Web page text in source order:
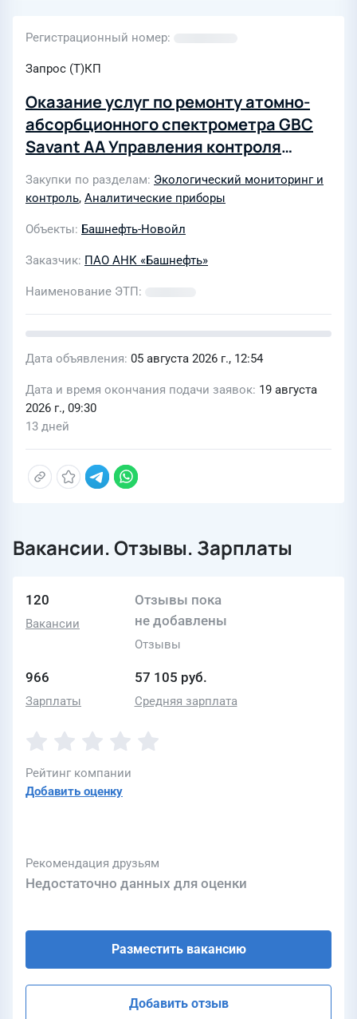
Регистрационный номер
Запрос (Т)КП
Оказание услуг по ремонту атомно-
абсорбционного спектрометра GBC
Savant АА Управления контроля
лаборатории)
Закупки по разделам Экологический мониторинг и
контроль, Аналитические приборы
Объекты Башнефть-Новойл
Заказчик ПАО АНК «Башнефть»
Наименование ЭТП
Дата объявления 05 августа 2026 г., 12:54
Дата и время окончания подачи заявок 19 августа
2026 г., 09:30
13 дней
Вакансии. Отзывы. Зарплаты
120
Вакансии
Отзывы пока
не добавлены
Отзывы
966
Зарплаты
57 105 руб.
Средняя зарплата
Рейтинг компании
Добавить оценку
Рекомендация друзьям
Недостаточно данных для оценки
Разместить вакансию
Добавить отзыв